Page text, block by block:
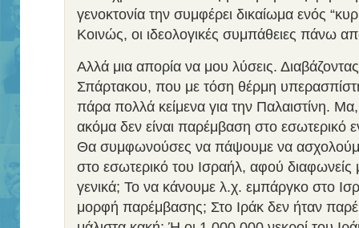
γενοκτονία την συμφέρει δικαίωμα ενός
Κοινώς, οι ιδεολογικές συμπάθειες πάνω
Αλλά μια απορία να μου λύσεις.
Σπάρτακου, που με τόση θέρμη
πάρα πολλά κείμενα για την Παλαιστίνη.
ακόμα δεν είναι παρέμβαση στο εσωτερικό
Θα συμφωνούσες να πάψουμε να
στο εσωτερικό του Ισραήλ, αφού διαφωνείς
γενικά; Το να κάνουμε λ.χ. εμπάργκο στο
μορφή παρέμβασης; Στο Ιράκ δεν ήταν